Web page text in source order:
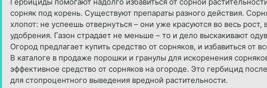
сорняк под корень. Существуют препараты разного действия.
хлопот: не успеешь отвернуться – они уже красуются во весь
удобрения. Газон страдает не меньше – то и дело выскакивают
Огород предлагает купить средство от сорняков, и избавиться от
В каталоге в продаже порошки и гранулы для искоренения
эффективное средство от сорняков на огороде. Это гербицид
для стопроцентного выведения вредной растительности.